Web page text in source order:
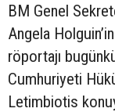
BM Genel
Angela Holguin’in
röportajı
Cumhuriyeti
Letimbiotis